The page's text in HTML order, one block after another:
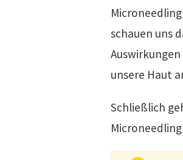
schauen uns
unsere Haut
Schließlich